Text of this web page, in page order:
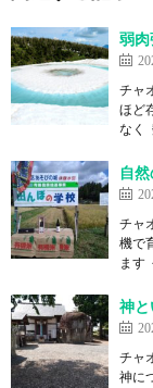
弱
チャ
ほど
なく
自
チャ
機で
ます
神と
チャ
神に